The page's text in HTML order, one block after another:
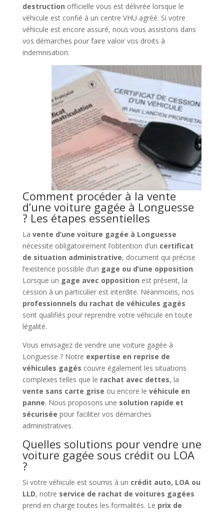
destruction officielle vous est délivrée lorsque le
véhicule est confié à un centre VHU agréé. Si votre
véhicule est encore assuré, nous vous assistons dans
vos démarches pour faire valoir vos droits à
indemnisation.
Comment procéder à la vente
d’une voiture gagée à Longuesse
? Les étapes essentielles
La vente d’une voiture gagée à Longuesse
nécessite obligatoirement l’obtention d’un certificat
de situation administrative, document qui précise
l’existence possible d’un gage ou d’une opposition.
Lorsque un gage avec opposition est présent, la
cession à un particulier est interdite. Néanmoins, nos
professionnels du rachat de véhicules gagés
sont qualifiés pour reprendre votre véhicule en toute
légalité.
Vous envisagez de vendre une voiture gagée à
Longuesse ? Notre expertise en reprise de
véhicules gagés couvre également les situations
complexes telles que le rachat avec dettes, la
vente sans carte grise ou encore le véhicule en
panne. Nous proposons une solution rapide et
sécurisée pour faciliter vos démarches
administratives.
Quelles solutions pour vendre une
voiture gagée sous crédit ou LOA
?
Si votre véhicule est soumis à un crédit auto, LOA ou
LLD, notre service de rachat de voitures gagées
prend en charge toutes les formalités. Le prix de